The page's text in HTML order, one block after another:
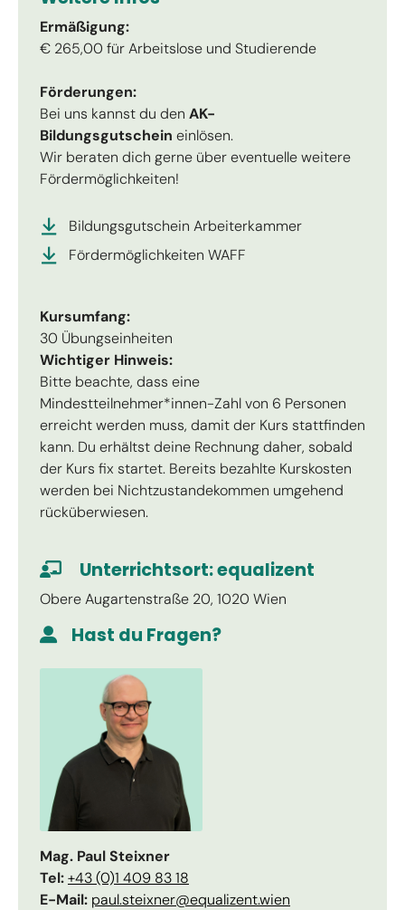
Ermäßigung:
€ 265,00 für Arbeitslose und Studierende
Förderungen:
Bei uns kannst du den AK-
Bildungsgutschein einlösen.
Wir beraten dich gerne über eventuelle weitere
Fördermöglichkeiten!
Bildungsgutschein Arbeiterkammer
Fördermöglichkeiten WAFF
Kursumfang:
30 Übungseinheiten
Wichtiger Hinweis:
Bitte beachte, dass eine
Mindestteilnehmer*innen-Zahl von 6 Personen
erreicht werden muss, damit der Kurs stattfinden
kann. Du erhältst deine Rechnung daher, sobald
der Kurs fix startet. Bereits bezahlte Kurskosten
werden bei Nichtzustandekommen umgehend
rücküberwiesen.
Unterrichtsort: equalizent
Obere Augartenstraße 20, 1020 Wien
Hast du Fragen?
Mag. Paul Steixner
Tel:+43 (0)1 409 83 18
E-Mail: paul.steixner@equalizent.wien